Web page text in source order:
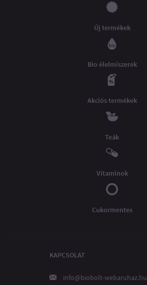
Új termékek
Bio élelmiszerek
Akciós termékek
Teák
Vitaminok
Cukormentes
KAPCSOLAT
info@biobolt-webaruhaz.hu